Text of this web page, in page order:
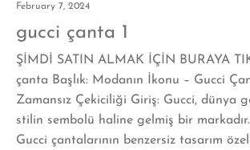
February 7, 2024
gucci çanta 1
ŞİMDİ SATIN ALMAK İÇİN BURAYA
çanta Başlık: Modanın İkonu – Gucci
Zamansız Çekiciliği Giriş: Gucci, dünya
stilin sembolü haline gelmiş bir
Gucci çantalarının benzersiz tasarım